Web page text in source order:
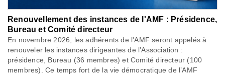
Renouvellement des instances de l'AMF : Présidence,
Bureau et Comité directeur
En novembre 2026, les adhérents de l'AMF seront appelés à
renouveler les instances dirigeantes de l’Association :
présidence, Bureau (36 membres) et Comité directeur (100
membres). Ce temps fort de la vie démocratique de l’AMF